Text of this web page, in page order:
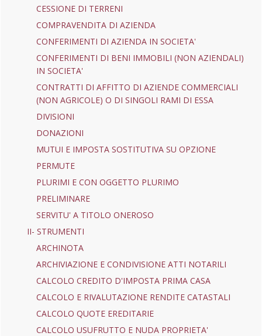
CESSIONE DI TERRENI
COMPRAVENDITA DI AZIENDA
CONFERIMENTI DI AZIENDA IN SOCIETA'
CONFERIMENTI DI BENI IMMOBILI (NON AZIENDALI)
IN SOCIETA'
CONTRATTI DI AFFITTO DI AZIENDE COMMERCIALI
(NON AGRICOLE) O DI SINGOLI RAMI DI ESSA
DIVISIONI
DONAZIONI
MUTUI E IMPOSTA SOSTITUTIVA SU OPZIONE
PERMUTE
PLURIMI E CON OGGETTO PLURIMO
PRELIMINARE
SERVITU' A TITOLO ONEROSO
II- STRUMENTI
ARCHINOTA
ARCHIVIAZIONE E CONDIVISIONE ATTI NOTARILI
CALCOLO CREDITO D'IMPOSTA PRIMA CASA
CALCOLO E RIVALUTAZIONE RENDITE CATASTALI
CALCOLO QUOTE EREDITARIE
CALCOLO USUFRUTTO E NUDA PROPRIETA'